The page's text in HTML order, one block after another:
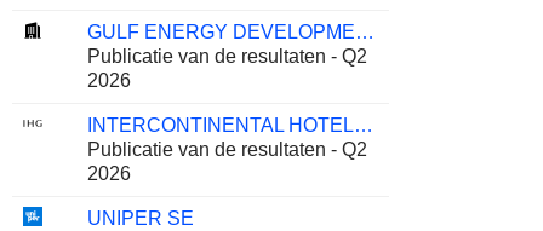
GULF ENERGY DEVELOPMENT
Publicatie van de resultaten - Q2
2026
INTERCONTINENTAL HOTELS GROUP PLC
Publicatie van de resultaten - Q2
2026
UNIPER SE